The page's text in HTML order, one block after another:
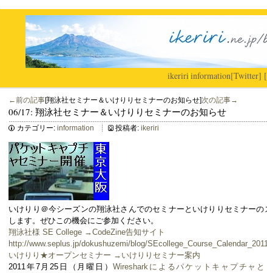
ikeriri|information[Twitter]
←前の記事[翔泳社セミナー＆いけりりセミナーのお知らせ]次の記事→
06/17: 翔泳社セミナー＆いけりりセミナーのお知らせ
カテゴリー: information 投稿者: ikeriri
いけりり＠今シーズンの翔泳社さんでのセミナーといけりりセミナー
します。ぜひこの機会にご参加ください。
翔泳社様 SE College →CodeZine告知サイト
http://www.seplus.jp/dokushuzemi/blog/
いけりり★オープンセミナー →いけりりセミナー案内
2011年7月25日（月曜日）Wiresharkによるパケットキャプチャ